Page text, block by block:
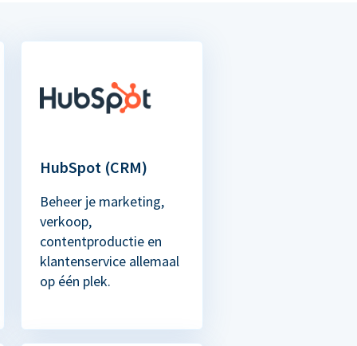
HubSpot (CRM)
Beheer je marketing,
verkoop,
contentproductie en
klantenservice allemaal
op één plek.